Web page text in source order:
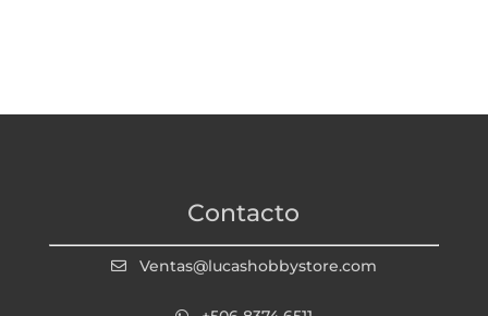
Contacto
Ventas@lucashobbystore.com